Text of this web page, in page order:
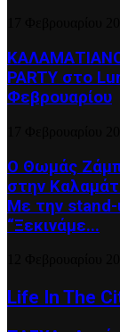
ΚΑΛΑΜΑΤΙΑΝΟ
PARTY στο
Φεβρουαρίου
Ο Θωμάς
στην
Με την
“Ξεκινάμε...
Life In The